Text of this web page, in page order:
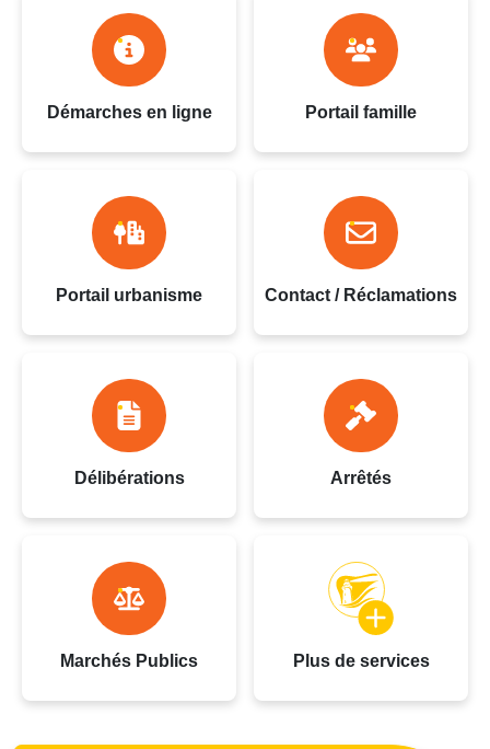
Démarches en ligne Portail famille
Portail urbanisme Contact / Réclamations
Délibérations Arrêtés
Marchés Publics Plus de services